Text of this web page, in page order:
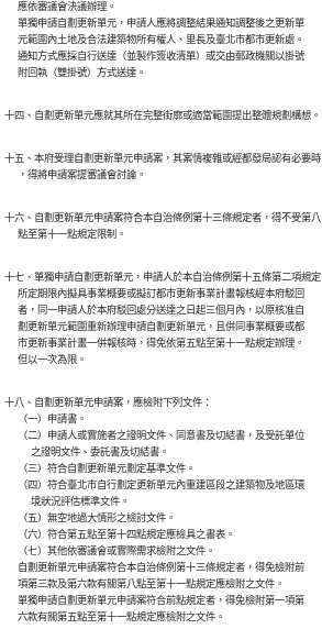
      應依審議會決議辦理。
      單獨申請自劃更新單元，申請人應將調整結果通知調整後之更新單
      元範圍內土地及合法建築物所有權人、里長及臺北市都市更新處。
      通知方式應採自行送達（並製作簽收清單）或交由郵政機關以掛號
      附回執（雙掛號）方式送達。
十四、自劃更新單元應就其所在完整街廓或適當範圍提出整體規劃構想。
十五、本府受理自劃更新單元申請案，其案情複雜或經都發局認有必要時
      ，得將申請案提審議會討論。
十六、自劃更新單元申請案符合本自治條例第十三條規定者，得不受第八
      點至第十一點規定限制。
十七、單獨申請自劃更新單元，申請人於本自治條例第十五條第二項規定
      所定期限內擬具事業概要或擬訂都市更新事業計畫報核經本府駁回
      者，同一申請人於本府駁回處分送達之日起三個月內，以原核准自
      劃更新單元範圍重新辦理申請自劃更新單元，且併同事業概要或都
      市更新事業計畫一併報核時，得免依第五點至第十一點規定辦理。
      但以一次為限。
十八、自劃更新單元申請案，應檢附下列文件：
      （一）申請書。
      （二）申請人或實施者之證明文件、同意書及切結書，及受託單位
            之證明文件、委託書及切結書。
      （三）符合自劃更新單元劃定基準文件。
      （四）符合臺北市自行劃定更新單元內重建區段之建築物及地區環
            境狀況評估標準文件。
      （五）無空地過大情形之檢討文件。
      （六）符合第五點至第十四點規定應檢具之書表。
      （七）其他依審議會或實際需求檢附之文件。
      自劃更新單元申請案符合本自治條例第十三條規定者，得免檢附前
      項第三款及第六款有關第八點至第十一點規定應檢附之文件。
      單獨申請自劃更新單元申請案符合前點規定者，得免檢附第一項第
      六款有關第五點至第十一點規定應檢附之文件。